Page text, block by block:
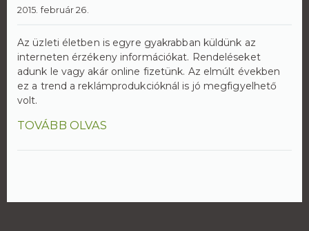
2015. február 26.
Az üzleti életben is egyre gyakrabban küldünk az
interneten érzékeny információkat. Rendeléseket
adunk le vagy akár online fizetünk. Az elmúlt években
ez a trend a reklámprodukcióknál is jó megfigyelhető
volt.
TOVÁBB OLVAS